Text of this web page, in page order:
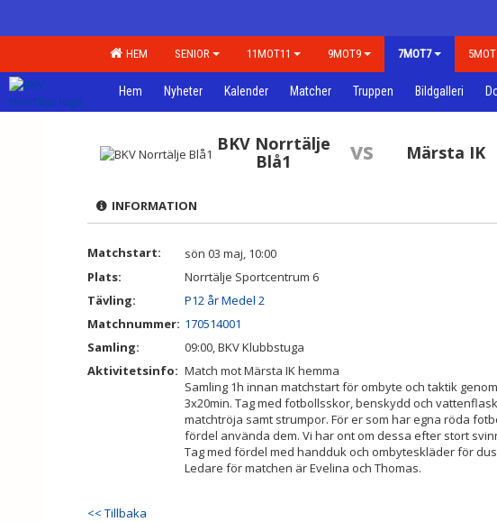
HEM SENIOR 11MOT11 9MOT9 7MOT7
Hem Nyheter Kalender Matcher Truppen Bildgalleri
BKV Norrtälje
Blå1
vs Märsta IK
INFORMATION
Matchstart:
sön 03 maj, 10:00
Plats:
Norrtälje Sportcentrum 6
Tävling:
P12 år Medel 2
Matchnummer: 170514001
Samling:
09:00, BKV Klubbstuga
Aktivitetsinfo: Match mot Märsta IK hemma
Samling 1h innan matchstart för ombyte och taktik
3x20min. Tag med fotbollsskor, benskydd och
matchtröja samt strumpor. För er som har egna röda
fördel använda dem. Vi har ont om dessa efter stort
Tag med fördel med handduk och ombyteskläder för
Ledare för matchen är Evelina och Thomas.
<< Tillbaka